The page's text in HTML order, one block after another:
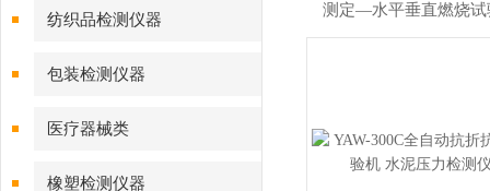
纺织品检测仪器
包装检测仪器
医疗器械类
橡塑检测仪器
测定—水平垂直燃烧试